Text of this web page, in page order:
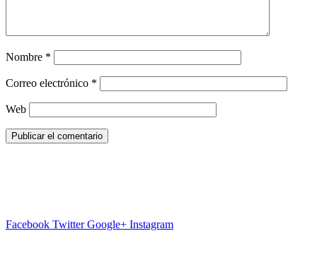
Nombre *
Correo electrónico *
Web
Facebook Twitter Google+ Instagram